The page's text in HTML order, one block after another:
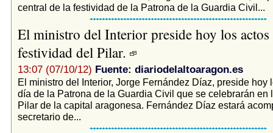
central de la festividad de la Patrona de la Guardia Civil...
El ministro del Interior preside hoy los actos
festividad del Pilar.
13:07 (07/10/12) Fuente: diariodelaltoaragon.es
El ministro del Interior, Jorge Fernández Díaz, preside hoy
día de la Patrona de la Guardia Civil que se celebrarán en
Pilar de la capital aragonesa. Fernández Díaz estará
secretario de...